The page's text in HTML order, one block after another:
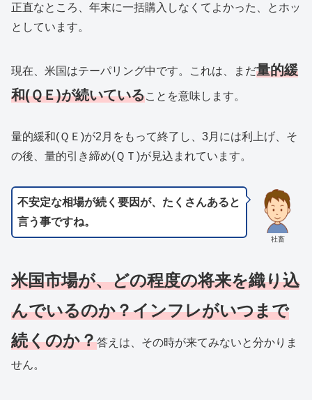
正直なところ、年末に一括購入しなくてよかった、とホッ
としています。
現在、米国はテーパリング中です。これは、まだ量的緩
和(ＱＥ)が続いていることを意味します。
量的緩和(ＱＥ)が2月をもって終了し、3月には利上げ、そ
の後、量的引き締め(ＱＴ)が見込まれています。
社畜
不安定な相場が続く要因が、たくさんあると
言う事ですね。
米国市場が、どの程度の将来を織り込
んでいるのか？インフレがいつまで
続くのか？答えは、その時が来てみないと分かりま
せん。